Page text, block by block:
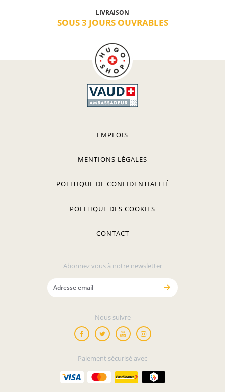
LIVRAISON
SOUS 3 JOURS OUVRABLES
EMPLOIS
MENTIONS LÉGALES
POLITIQUE DE CONFIDENTIALITÉ
POLITIQUE DES COOKIES
CONTACT
Abonnez vous à notre newsletter
Nous suivre
Paiement sécurisé avec